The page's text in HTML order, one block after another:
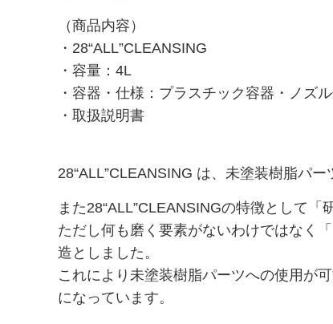
IMAKIRE ナノ金
CLEANSINGTONER（クレンジングトナー）
ナノシルバーコーティングNSF
【№999e“F”】ナノカーボン超耐久コーティング
【№9000】未塗装樹脂パーツコーティング
【Beauty“F”】ナノシルバーコーティング １年コーテ
【 PG1-7MAX“F”】 高濃度艶撥水重視 １年コーティング
（商品内容）
・28“ALL”CLEANSING
・容量：4L
・容器・仕様：プラスチック容器・ノズ
・取扱説明書
28“ALL”CLEANSING は、未塗装樹脂パ
また28“ALL”CLEANSINGの特徴として「
ただし何も磨く要素がないわけではなく
造としました。
これにより未塗装樹脂パーツへの使用が
になっています。